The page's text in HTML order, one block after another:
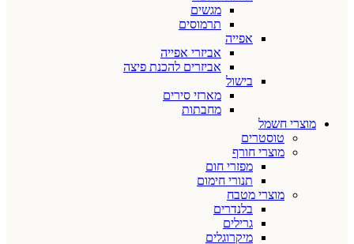
מגשים
תרמוסים
אפייה
אביזרי אפייה
אביזרים להכנת פיצה
בישול
מארזי סירים
מחבתות
מוצרי חשמל
טוסטרים
מוצרי חורף
מפזרי חום
תנורי חימום
מוצרי מטבח
בלנדרים
גרילים
מיקרוגלים